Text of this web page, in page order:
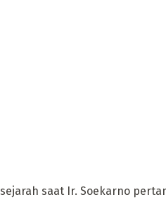
saat Ir. Soekarno